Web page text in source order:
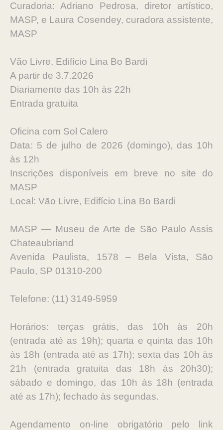
Curadoria: Adriano Pedrosa, diretor artístico,
MASP, e Laura Cosendey, curadora assistente,
MASP
Vão Livre, Edifício Lina Bo Bardi
A partir de 3.7.2026
Diariamente das 10h às 22h
Entrada gratuita
Oficina com Sol Calero
Data: 5 de julho de 2026 (domingo), das 10h
às 12h
Inscrições disponíveis em breve no site do
MASP
Local: Vão Livre, Edifício Lina Bo Bardi
MASP — Museu de Arte de São Paulo Assis
Chateaubriand
Avenida Paulista, 1578 – Bela Vista, São
Paulo, SP 01310-200
Telefone: (11) 3149-5959
Horários: terças grátis, das 10h às 20h
(entrada até as 19h); quarta e quinta das 10h
às 18h (entrada até as 17h); sexta das 10h às
21h (entrada gratuita das 18h às 20h30);
sábado e domingo, das 10h às 18h (entrada
até as 17h); fechado às segundas.
Agendamento on-line obrigatório pelo link